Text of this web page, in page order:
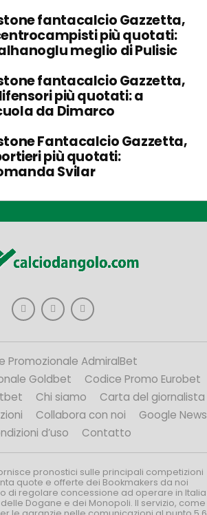
fantacalcio Gazzetta,
più quotati:
meglio di Pulisic
fantacalcio Gazzetta,
più quotati: a
da Dimarco
Fantacalcio Gazzetta,
più quotati:
Svilar
Promozionale AdmiralBet
Goldbet
Codice Promo Eurobet
Chi siamo
Carta del giornalista
Collabora con noi
Google News
d’uso
Contatto
pronostici sulle principali competizioni
quote e offerte dei Bookmakers da noi
di regolare concessione ad operare in Italia
Dogane e dei Monopoli. Il servizio, come